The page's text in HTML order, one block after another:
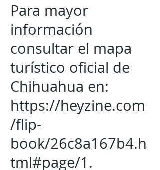
Para mayor
información
consultar el mapa
turístico oficial de
Chihuahua en:
https://heyzine.com
/flip-
book/26c8a167b4.h
tml#page/1.